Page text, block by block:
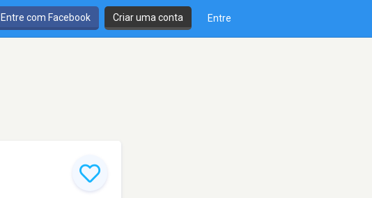
Entre com Facebook Criar uma conta Entre